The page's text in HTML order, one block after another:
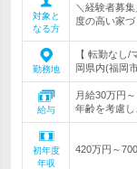
対象と
なる方
＼経験者募
度の高い家
勤務地
【 転勤なし
岡県内(福岡
給与
月給30万円
年齢を考慮
初年度
年収
420万円～